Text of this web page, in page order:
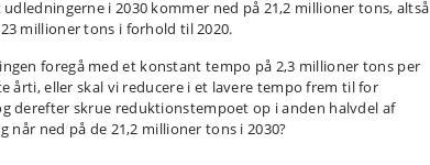
i 2030 kommer ned på 21,2 millioner tons, altså
millioner tons i forhold til 2020.
foregå med et konstant tempo på 2,3 millioner tons per
årti, eller skal vi reducere i et lavere tempo frem til for
derefter skrue reduktionstempoet op i anden halvdel af
når ned på de 21,2 millioner tons i 2030?